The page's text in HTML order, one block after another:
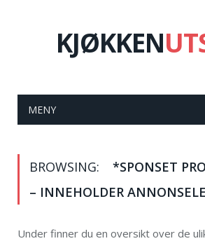
KJØKKEN
MENY
BROWSING:
*SPONSET
– INNEHOLDER
Under finner du en oversikt over de